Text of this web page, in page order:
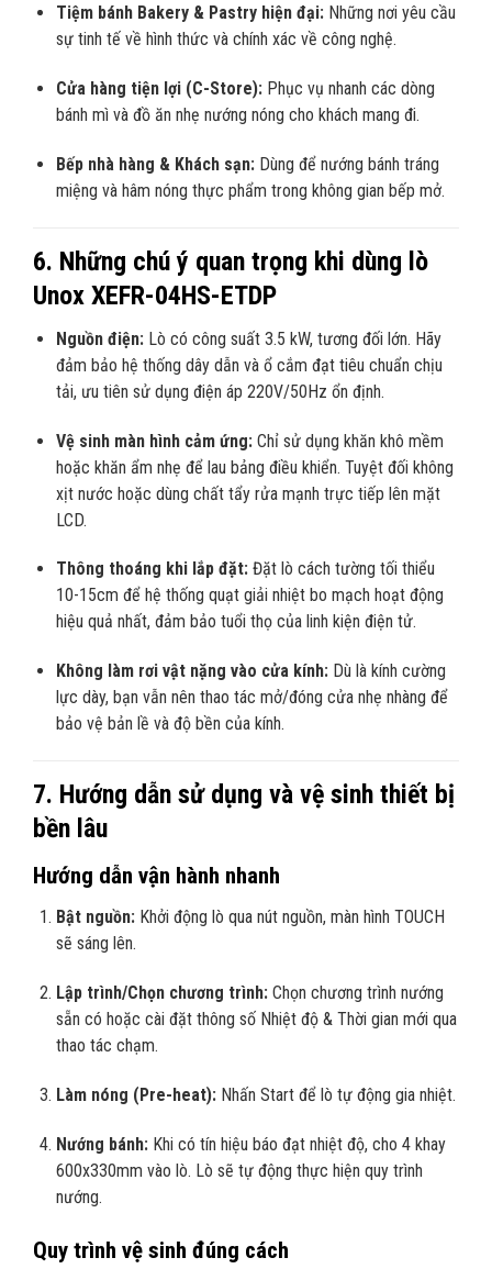
Tiệm bánh Bakery & Pastry hiện đại:Những nơi yêu cầu
sự tinh tế về hình thức và chính xác về công nghệ.
Cửa hàng tiện lợi (C-Store):Phục vụ nhanh các dòng
bánh mì và đồ ăn nhẹ nướng nóng cho khách mang đi.
Bếp nhà hàng & Khách sạn:Dùng để nướng bánh tráng
miệng và hâm nóng thực phẩm trong không gian bếp mở.
6. Những chú ý quan trọng khi dùng lò
Unox XEFR-04HS-ETDP
Nguồn điện:Lò có công suất 3.5 kW, tương đối lớn. Hãy
đảm bảo hệ thống dây dẫn và ổ cắm đạt tiêu chuẩn chịu
tải, ưu tiên sử dụng điện áp 220V/50Hz ổn định.
Vệ sinh màn hình cảm ứng:Chỉ sử dụng khăn khô mềm
hoặc khăn ẩm nhẹ để lau bảng điều khiển. Tuyệt đối không
xịt nước hoặc dùng chất tẩy rửa mạnh trực tiếp lên mặt
LCD.
Thông thoáng khi lắp đặt:Đặt lò cách tường tối thiểu
10-15cm để hệ thống quạt giải nhiệt bo mạch hoạt động
hiệu quả nhất, đảm bảo tuổi thọ của linh kiện điện tử.
Không làm rơi vật nặng vào cửa kính:Dù là kính cường
lực dày, bạn vẫn nên thao tác mở/đóng cửa nhẹ nhàng để
bảo vệ bản lề và độ bền của kính.
7. Hướng dẫn sử dụng và vệ sinh thiết bị
bền lâu
Hướng dẫn vận hành nhanh
Bật nguồn:Khởi động lò qua nút nguồn, màn hình TOUCH
sẽ sáng lên.
Lập trình/Chọn chương trình:Chọn chương trình nướng
sẵn có hoặc cài đặt thông số Nhiệt độ & Thời gian mới qua
thao tác chạm.
Làm nóng (Pre-heat):Nhấn Start để lò tự động gia nhiệt.
Nướng bánh:Khi có tín hiệu báo đạt nhiệt độ, cho 4 khay
600x330mm vào lò. Lò sẽ tự động thực hiện quy trình
nướng.
Quy trình vệ sinh đúng cách